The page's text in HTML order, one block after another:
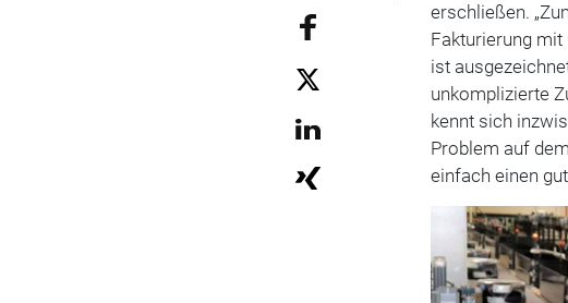
erschließen.
Fakturierung mit
ist
unkomplizierte
kennt sich
Problem auf
einfach einen